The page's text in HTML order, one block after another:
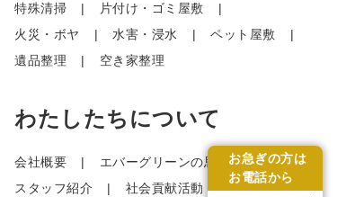
特殊清掃
片付け・ゴミ屋敷
火災・ボヤ
水害・浸水
ペット屋敷
遺品整理
空き家整理
わたしたちについて
会社概要
エバーグリーンの思い
スタッフ紹介
社会貢献活動
お急ぎの方は
お電話から